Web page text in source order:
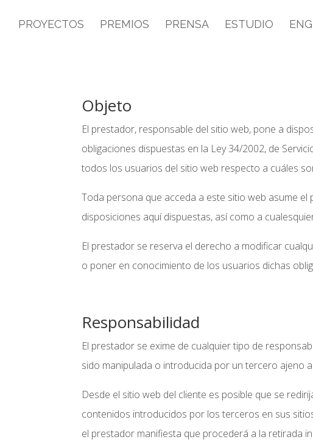
PROYECTOS PREMIOS PRENSA ESTUDIO
Objeto
El prestador, responsable del sitio web, pone a
obligaciones dispuestas en la Ley 34/2002, de
todos los usuarios del sitio web respecto a cuáles
Toda persona que acceda a este sitio web asume
disposiciones aquí dispuestas, así como a
El prestador se reserva el derecho a modificar
o poner en conocimiento de los usuarios dichas
Responsabilidad
El prestador se exime de cualquier tipo de
sido manipulada o introducida por un tercero ajeno
Desde el sitio web del cliente es posible que se
contenidos introducidos por los terceros en sus
el prestador manifiesta que procederá a la retirada